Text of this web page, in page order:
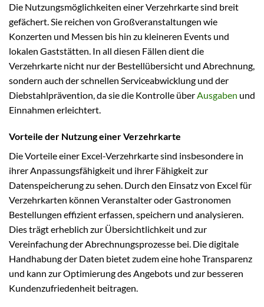
Die Nutzungsmöglichkeiten einer Verzehrkarte sind breit
gefächert. Sie reichen von Großveranstaltungen wie
Konzerten und Messen bis hin zu kleineren Events und
lokalen Gaststätten. In all diesen Fällen dient die
Verzehrkarte nicht nur der Bestellübersicht und Abrechnung,
sondern auch der schnellen Serviceabwicklung und der
Diebstahlprävention, da sie die Kontrolle über Ausgaben und
Einnahmen erleichtert.
Vorteile der Nutzung einer Verzehrkarte
Die Vorteile einer Excel-Verzehrkarte sind insbesondere in
ihrer Anpassungsfähigkeit und ihrer Fähigkeit zur
Datenspeicherung zu sehen. Durch den Einsatz von Excel für
Verzehrkarten können Veranstalter oder Gastronomen
Bestellungen effizient erfassen, speichern und analysieren.
Dies trägt erheblich zur Übersichtlichkeit und zur
Vereinfachung der Abrechnungsprozesse bei. Die digitale
Handhabung der Daten bietet zudem eine hohe Transparenz
und kann zur Optimierung des Angebots und zur besseren
Kundenzufriedenheit beitragen.